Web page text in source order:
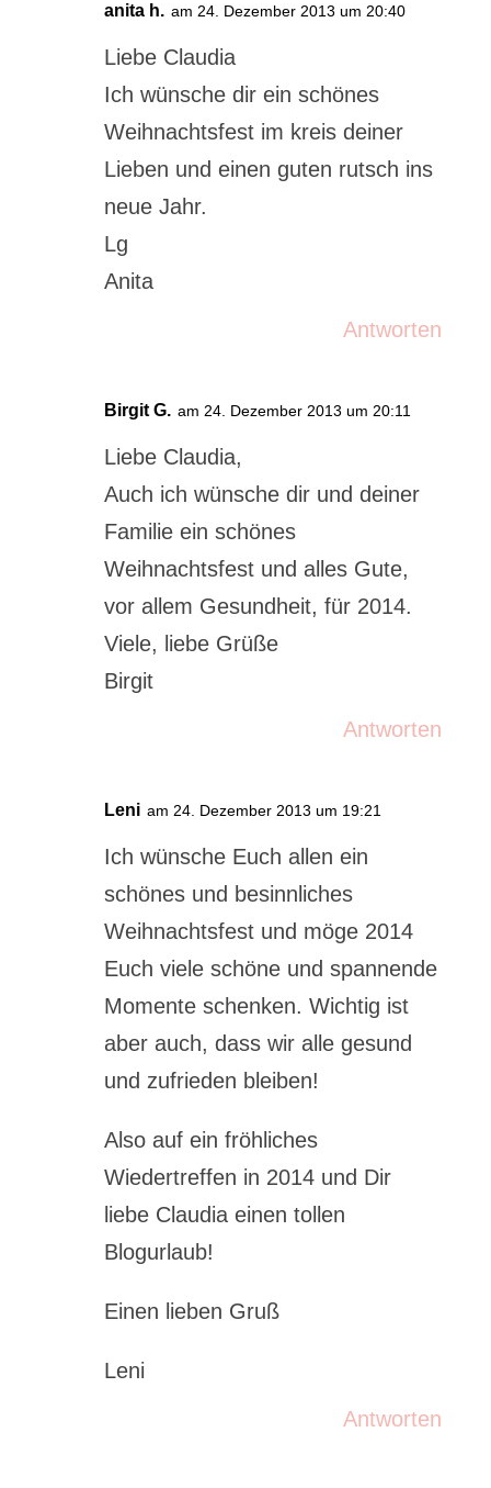
anita h. am 24. Dezember 2013 um 20:40
Liebe Claudia
Ich wünsche dir ein schönes
Weihnachtsfest im kreis deiner
Lieben und einen guten rutsch ins
neue Jahr.
Lg
Anita
Antworten
Birgit G. am 24. Dezember 2013 um 20:11
Liebe Claudia,
Auch ich wünsche dir und deiner
Familie ein schönes
Weihnachtsfest und alles Gute,
vor allem Gesundheit, für 2014.
Viele, liebe Grüße
Birgit
Antworten
Leni am 24. Dezember 2013 um 19:21
Ich wünsche Euch allen ein
schönes und besinnliches
Weihnachtsfest und möge 2014
Euch viele schöne und spannende
Momente schenken. Wichtig ist
aber auch, dass wir alle gesund
und zufrieden bleiben!
Also auf ein fröhliches
Wiedertreffen in 2014 und Dir
liebe Claudia einen tollen
Blogurlaub!
Einen lieben Gruß
Leni
Antworten